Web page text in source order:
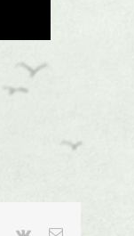
Pinterest
Vk Email